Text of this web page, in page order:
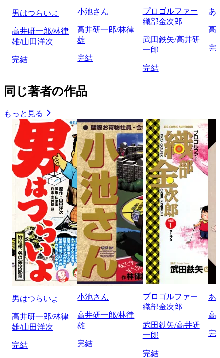
男はつらいよ
高井研一郎/林律
雄/山田洋次
完結
小池さん
高井研一郎/林律
雄
完結
プロゴルファー
織部金次郎
武田鉄矢/高井研
一郎
完結
あ
高
完
同じ著者の作品
もっと見る
男はつらいよ
高井研一郎/林律
雄/山田洋次
完結
小池さん
高井研一郎/林律
雄
完結
プロゴルファー
織部金次郎
武田鉄矢/高井研
一郎
完結
あ
高
完